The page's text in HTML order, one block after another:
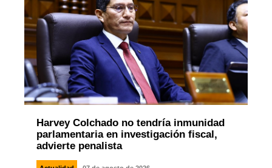
Harvey Colchado no tendría inmunidad
parlamentaria en investigación fiscal,
advierte penalista